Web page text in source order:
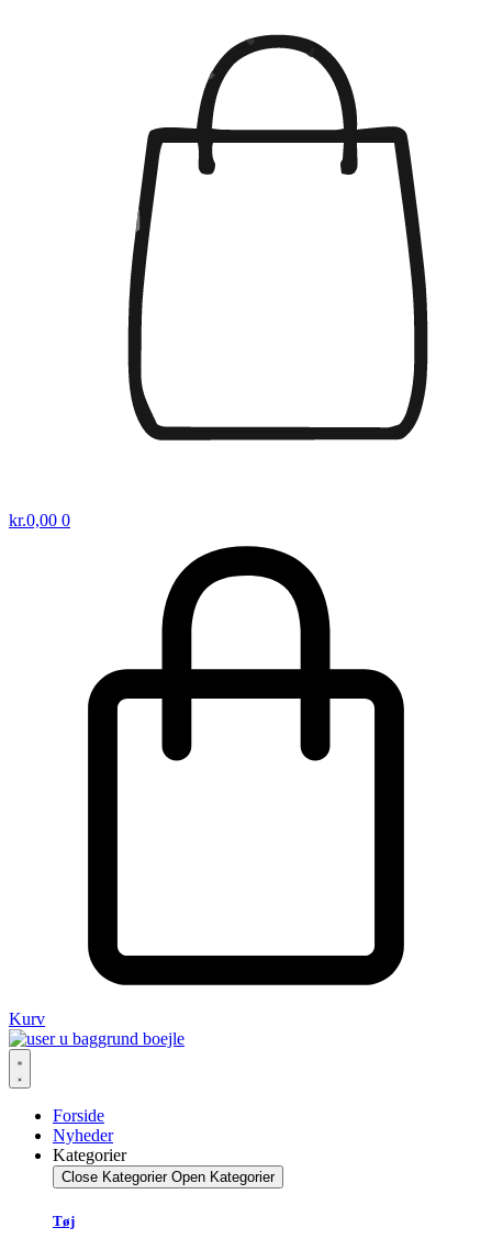
kr.0,00 0
Kurv
Forside
Nyheder
Kategorier
Close Kategorier Open Kategorier
Tøj